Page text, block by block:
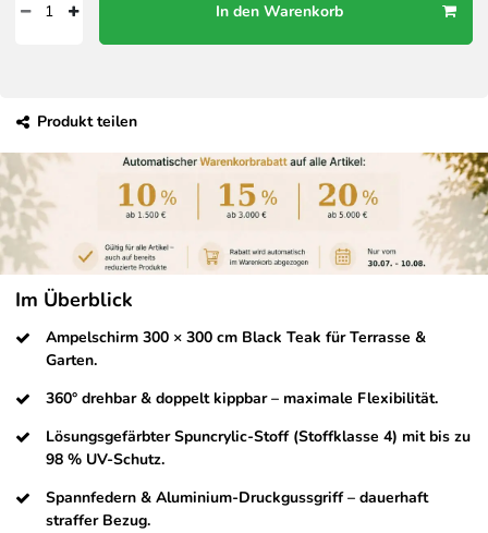
In den Warenkorb
Produkt teilen
Im Überblick
Ampelschirm 300 × 300 cm Black Teak für Terrasse &
Garten.
360° drehbar & doppelt kippbar – maximale Flexibilität.
Lösungsgefärbter Spuncrylic-Stoff (Stoffklasse 4) mit bis zu
98 % UV-Schutz.
Spannfedern & Aluminium-Druckgussgriff – dauerhaft
straffer Bezug.